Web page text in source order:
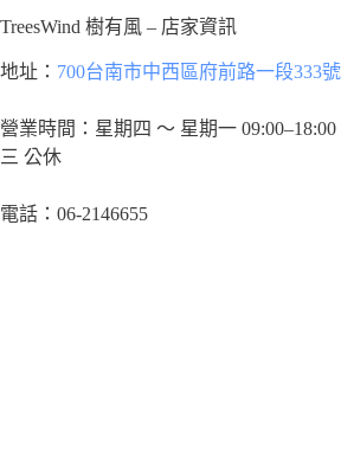
TreesWind 樹有風 – 店家資訊
地址： 700台南市中西區府前路一段333號
營業時間：星期四 ～ 星期一
三 公休
電話：06-2146655